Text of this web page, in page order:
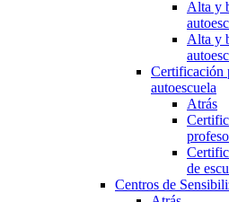
Alta y
Alta y
Certificación
autoescuela
Atrás
de
Centros de